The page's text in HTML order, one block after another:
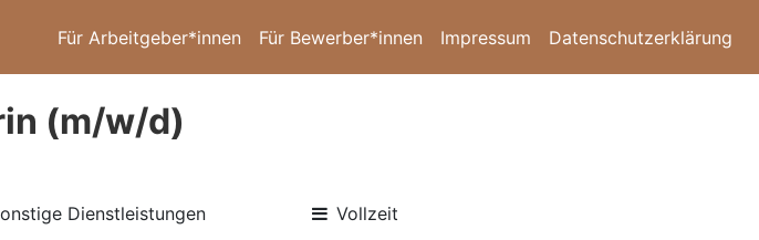
Für Arbeitgeber*innen Für Bewerber*innen Impressum Datenschutzerklärung
(m/w/d)
Dienstleistungen Vollzeit